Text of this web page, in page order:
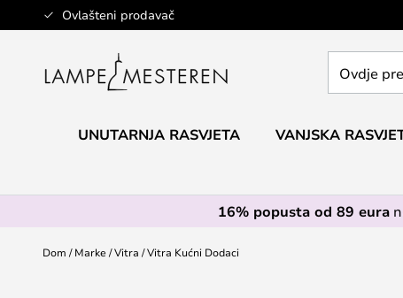
Ovlašteni prodavač
Skip
to
pretražite
trgovinu...
UNUTARNJA RASVJETA VANJSKA
16% popusta od 89 eura
Dom Marke Vitra Vitra Kućni Dodaci